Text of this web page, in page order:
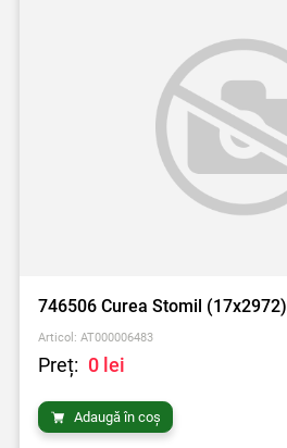
746506 Curea Stomil (17x2972)
Articol: AT000006483
Preț: 0 lei
Adaugă în coș